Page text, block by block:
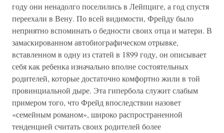
году они ненадолго поселились в Лейпциге, а год спустя
переехали в Вену. По всей видимости, Фрейду было
неприятно вспоминать о бедности своих отца и матери. В
замаскированном автобиографическом отрывке,
вставленном в одну из статей в 1899 году, он описывает
себя как ребенка изначально вполне состоятельных
родителей, которые достаточно комфортно жили в той
провинциальной дыре. Эта гипербола служит слабым
примером того, что Фрейд впоследствии назовет
«семейным романом», широко распространенной
тенденцией считать своих родителей более